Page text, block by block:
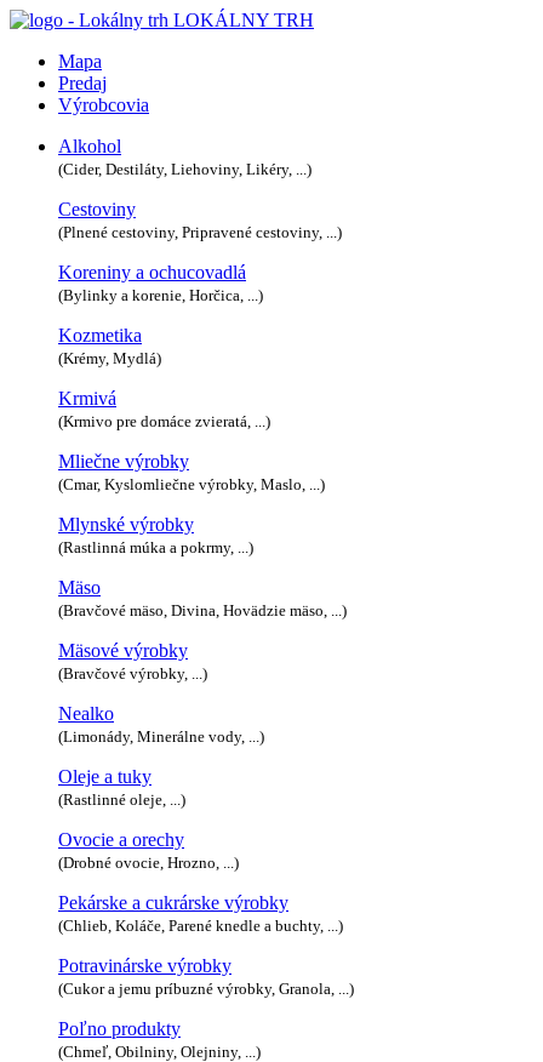
LOKÁLNY TRH
Mapa
Predaj
Výrobcovia
Alkohol
(Cider, Destiláty, Liehoviny, Likéry, ...)
Cestoviny
(Plnené cestoviny, Pripravené cestoviny, ...)
Koreniny a ochucovadlá
(Bylinky a korenie, Horčica, ...)
Kozmetika
(Krémy, Mydlá)
Krmivá
(Krmivo pre domáce zvieratá, ...)
Mliečne výrobky
(Cmar, Kyslomliečne výrobky, Maslo, ...)
Mlynské výrobky
(Rastlinná múka a pokrmy, ...)
Mäso
(Bravčové mäso, Divina, Hovädzie mäso, ...)
Mäsové výrobky
(Bravčové výrobky, ...)
Nealko
(Limonády, Minerálne vody, ...)
Oleje a tuky
(Rastlinné oleje, ...)
Ovocie a orechy
(Drobné ovocie, Hrozno, ...)
Pekárske a cukrárske výrobky
(Chlieb, Koláče, Parené knedle a buchty, ...)
Potravinárske výrobky
(Cukor a jemu príbuzné výrobky, Granola, ...)
Poľno produkty
(Chmeľ, Obilniny, Olejniny, ...)